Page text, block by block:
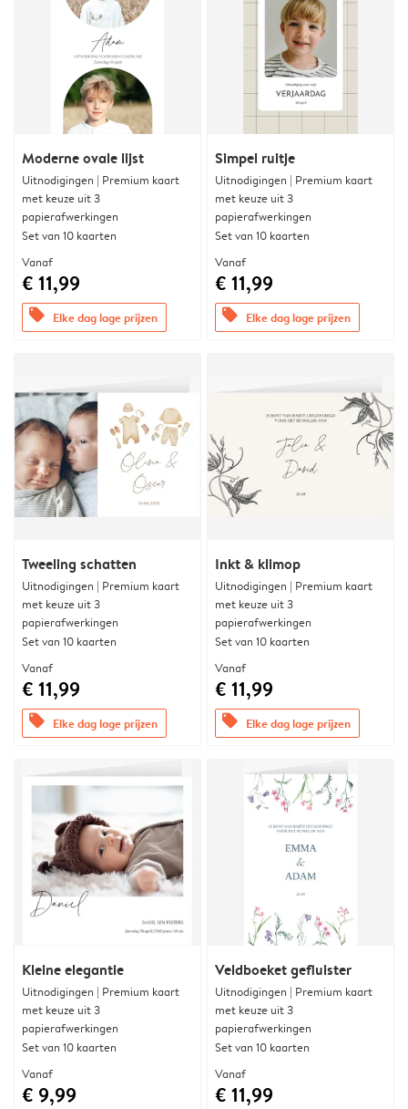
Moderne ovale lijst
Uitnodigingen | Premium kaart
met keuze uit 3
papierafwerkingen
Set van 10 kaarten
Vanaf
€ 11,99
offers Elke dag lage prijzen
Simpel ruitje
Uitnodigingen | Premium kaart
met keuze uit 3
papierafwerkingen
Set van 10 kaarten
Vanaf
€ 11,99
offers Elke dag lage prijzen
Tweeling schatten
Uitnodigingen | Premium kaart
met keuze uit 3
papierafwerkingen
Set van 10 kaarten
Vanaf
€ 11,99
offers Elke dag lage prijzen
Inkt & klimop
Uitnodigingen | Premium kaart
met keuze uit 3
papierafwerkingen
Set van 10 kaarten
Vanaf
€ 11,99
offers Elke dag lage prijzen
Kleine elegantie
Uitnodigingen | Premium kaart
met keuze uit 3
papierafwerkingen
Set van 10 kaarten
Vanaf
€ 9,99
Veldboeket gefluister
Uitnodigingen | Premium kaart
met keuze uit 3
papierafwerkingen
Set van 10 kaarten
Vanaf
€ 11,99